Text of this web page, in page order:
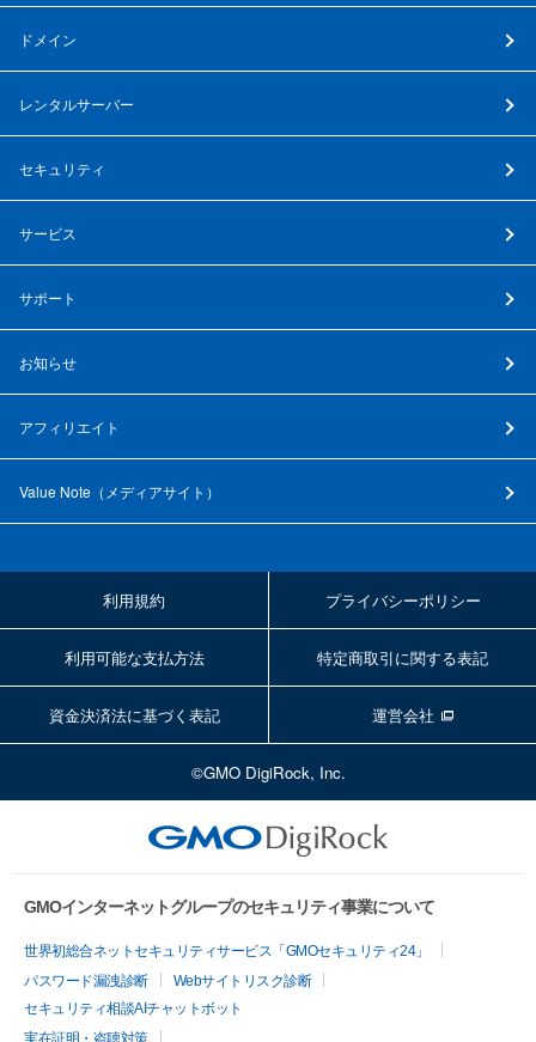
ドメイン
レンタルサーバー
セキュリティ
サービス
サポート
お知らせ
アフィリエイト
Value Note（ メディアサイト ）
利用規約 プライバシーポリシー
利用可能な支払方法 特定商取引に関する表記
資金決済法に基づく表記 運営会社
©GMO DigiRock, Inc.
GMOインターネットグループのセキュリティ事業について
世界初総合ネットセキュリティサービス「GMOセキュリティ24」
パスワード漏洩診断
Webサイトリスク診断
セキュリティ相談AIチャットボット
実在証明・盗聴対策